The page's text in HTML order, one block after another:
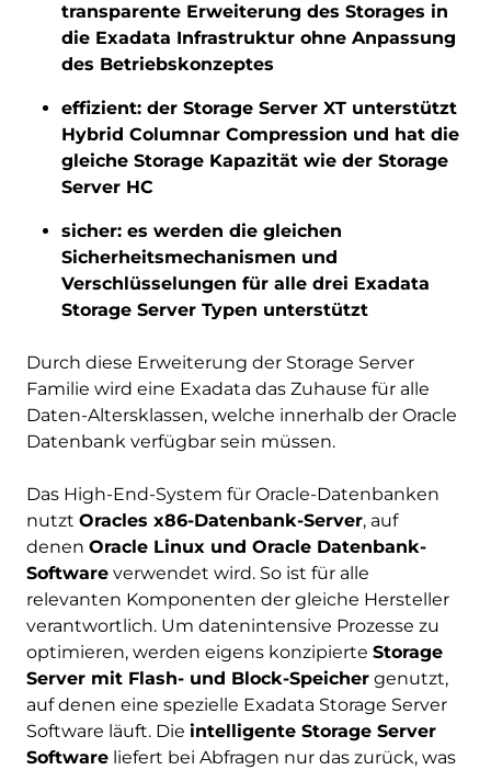
transparente Erweiterung des Storages in
die Exadata Infrastruktur ohne Anpassung
des Betriebskonzeptes
effizient: der Storage Server XT unterstützt
Hybrid Columnar Compression und hat die
gleiche Storage Kapazität wie der Storage
Server HC
sicher: es werden die gleichen
Sicherheitsmechanismen und
Verschlüsselungen für alle drei Exadata
Storage Server Typen unterstützt
Durch diese Erweiterung der Storage Server
Familie wird eine Exadata das Zuhause für alle
Daten-Altersklassen, welche innerhalb der Oracle
Datenbank verfügbar sein müssen.
Das High-End-System für Oracle-Datenbanken
nutzt Oracles x86-Datenbank-Server, auf
denen Oracle Linux und Oracle Datenbank-
Software verwendet wird. So ist für alle
relevanten Komponenten der gleiche Hersteller
verantwortlich. Um datenintensive Prozesse zu
optimieren, werden eigens konzipierte Storage
Server mit Flash- und Block-Speicher genutzt,
auf denen eine spezielle Exadata Storage Server
Software läuft. Die intelligente Storage Server
Software liefert bei Abfragen nur das zurück, was